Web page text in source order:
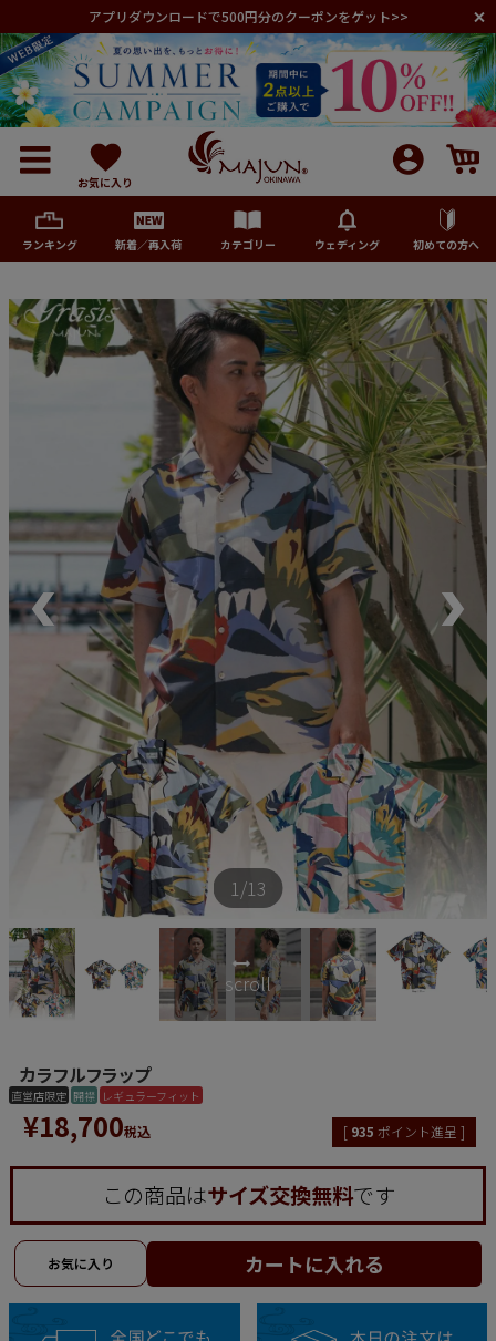
アプリダウンロードで500円分のクーポンをゲット>>
お気に入り
ランキング 新着／再入荷 カテゴリー ウェディング 初めての方へ
メンズ
レディース
新商品
再入荷商品
アウトレット
サイズから探す
レーベルから探す
1 /13
scroll
カラフルフラップ
直営店限定 開襟 レギュラーフィット
¥18,700税込 [ 935 ポイント進呈 ]
この商品はサイズ交換無料です
カートに入れる